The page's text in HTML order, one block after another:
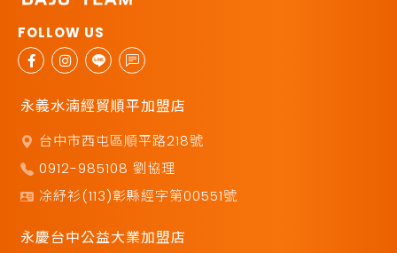
永義水湳經貿順平加盟店
台中市西屯區順平路218號
0912-985108 劉協理
凃紓衫(113)彰縣經字第00551號
永慶台中公益大業加盟店